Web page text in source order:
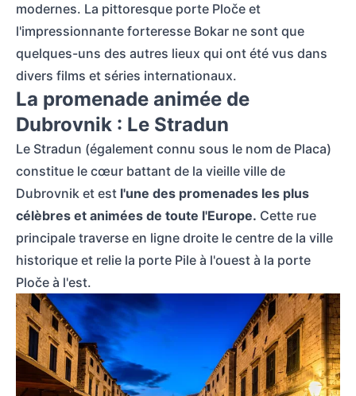
modernes. La pittoresque porte Ploče et
l'impressionnante forteresse Bokar ne sont que
quelques-uns des autres lieux qui ont été vus dans
divers films et séries internationaux.
La promenade animée de
Dubrovnik : Le Stradun
Le Stradun (également connu sous le nom de Placa)
constitue le cœur battant de la vieille ville de
Dubrovnik et est l'une des promenades les plus
célèbres et animées de toute l'Europe. Cette rue
principale traverse en ligne droite le centre de la ville
historique et relie la porte Pile à l'ouest à la porte
Ploče à l'est.